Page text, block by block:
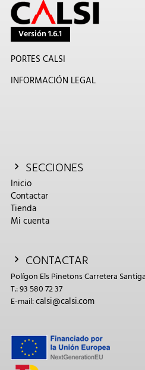
Versión 1.6.1
PORTES CALSI
INFORMACIÓN LEGAL
SECCIONES
Inicio
Contactar
Tienda
Mi cuenta
CONTACTAR
Polígon Els Pinetons Carretera
T.: 93 580 72 37
E-mail:calsi@calsi.com